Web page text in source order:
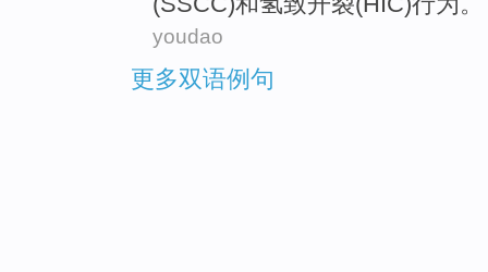
youdao
更多双语例句